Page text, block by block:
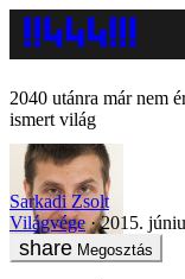
2040 utánra már nem
ismert világ
Sarkadi Zsolt
Világvége
2015.
Megosztás